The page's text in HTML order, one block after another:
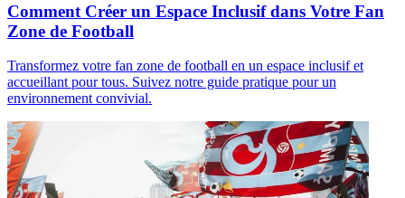
Comment Créer un Espace Inclusif dans Votre Fan
Zone de Football
Transformez votre fan zone de football en un espace inclusif et
accueillant pour tous. Suivez notre guide pratique pour un
environnement convivial.